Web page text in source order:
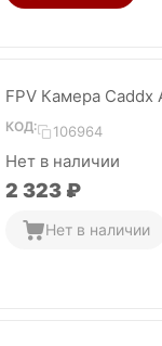
FPV Камера Caddx
КОД: 106964
Нет в наличии
2 323 ₽
Нет в наличии